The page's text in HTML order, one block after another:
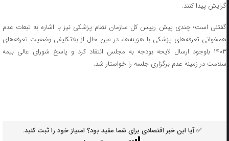
گرایش پیدا کنند.
گفتنی است؛ چندی پیش رییس کل سازمان نظام پزشکی نیز با اشاره به تبعات عدم
همخوانی تعرفه‌های پزشکی با هزینه‌ها، در عین حال از بلاتکلیفی وضعیت تعرفه‌های
۱۴۰۳ باوجود ارسال لایحه بودجه به مجلس انتقاد کرد و پاسخ شورای عالی بیمه
سلامت در زمینه عدم برگزاری جلسه را خواستار شد.
✅ آیا این خبر اقتصادی برای شما مفید بود؟ امتیاز خود را ثبت کنید.